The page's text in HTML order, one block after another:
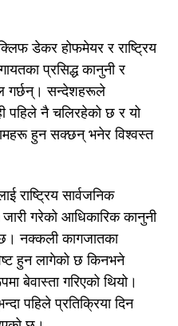
डेकर होफमेयर र राष्ट्रिय
प्रसिद्ध कानुनी र
गर्छन्। सन्देशहरूले
पहिले नै चलिरहेको छ र यो
हुन सक्छन् भनेर विश्वस्त
राष्ट्रिय सार्वजनिक
गरेको आधिकारिक कानुनी
नक्कली कागजातका
हुन लागेको छ किनभने
बेवास्ता गरिएको थियो।
पहिले प्रतिक्रिया दिन